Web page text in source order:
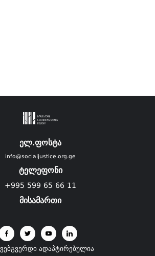
ელ.ფოსტა
info@socialjustice.org.ge
ტელეფონი
+995 599 65 66 11
მისამართი
ვებგვერდი ადაპტირებულია